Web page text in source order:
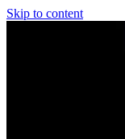
Skip to content